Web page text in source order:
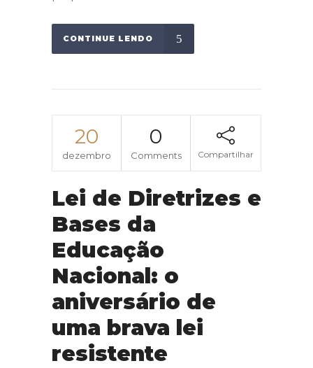
CONTINUE LENDO
20
dezembro
0
Comments Compartilhar
Lei de Diretrizes e
Bases da
Educação
Nacional: o
aniversário de
uma brava lei
resistente